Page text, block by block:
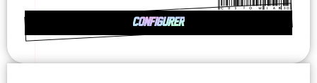
CONFIGURER